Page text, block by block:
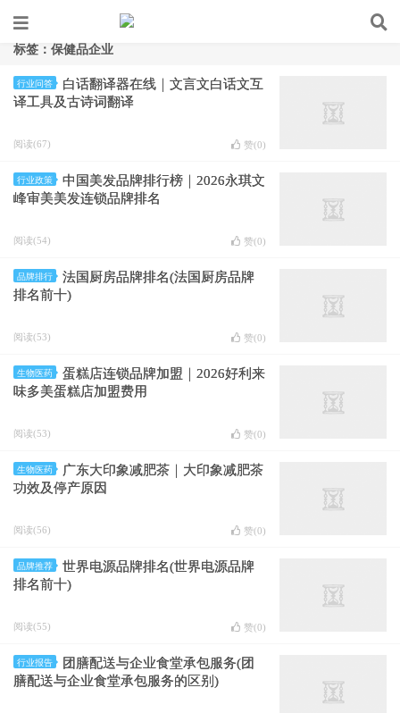
标签：保健品企业
行业问答
白话翻译器在线｜文言文白话文互
译工具及古诗词翻译
阅读(67) 赞(0)
行业政策
中国美发品牌排行榜｜2026永琪文
峰审美美发连锁品牌排名
阅读(54) 赞(0)
品牌排行
法国厨房品牌排名(法国厨房品牌
排名前十)
阅读(53) 赞(0)
生物医药
蛋糕店连锁品牌加盟｜2026好利来
味多美蛋糕店加盟费用
阅读(53) 赞(0)
生物医药
广东大印象减肥茶｜大印象减肥茶
功效及停产原因
阅读(56) 赞(0)
品牌推荐
世界电源品牌排名(世界电源品牌
排名前十)
阅读(55) 赞(0)
行业报告
团膳配送与企业食堂承包服务(团
膳配送与企业食堂承包服务的区别)